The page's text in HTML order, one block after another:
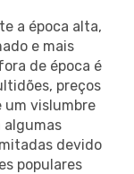
a época alta,
e mais
de época é
preços
um vislumbre
algumas
devido
populares